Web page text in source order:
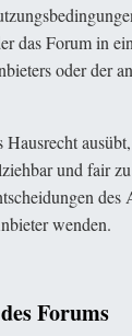
das Forum in
oder der
und fair
des
wenden.
Forums